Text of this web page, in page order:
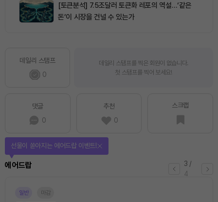
[토큰분석] 7.5조달러 토큰화 레포의 역설…‘같은
돈’이 시장을 건널 수 있는가
데일리 스탬프
0
데일리 스탬프를 찍은 회원이 없습니다.
첫 스탬프를 찍어 보세요!
댓글
0
추천
0
스크랩
3 /
4
에어드랍
선물이 쏟아지는 에어드랍 이벤트!
일반 마감